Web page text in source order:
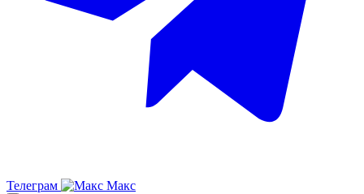
Телеграм Макс